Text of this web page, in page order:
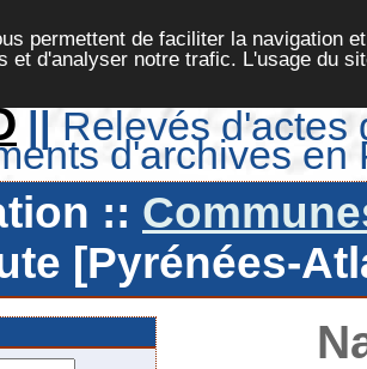
permettent de faciliter la navigation
et d'analyser notre trafic. L'usage du
|| Relevés d'actes
d'archives en
::
[Pyrénées-